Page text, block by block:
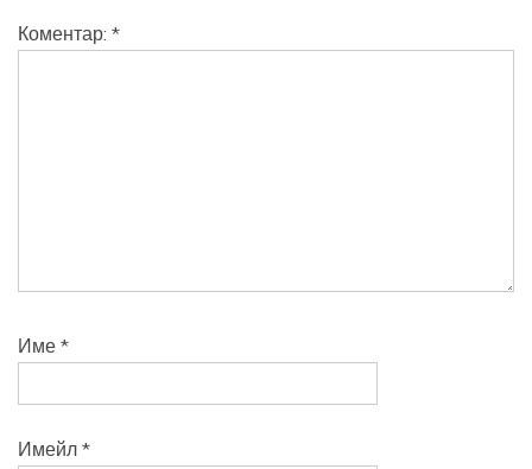
Коментар: *
Име *
Имейл *